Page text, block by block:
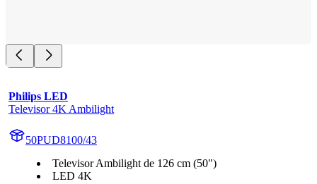
Philips LED
Televisor 4K Ambilight
50PUD8100/43
Televisor Ambilight de 126 cm (50")
LED 4K